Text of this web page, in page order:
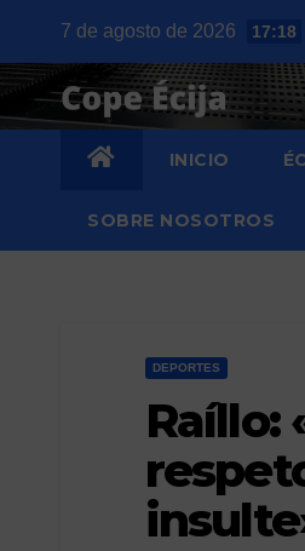
contenido
7 de agosto de 2026 17:18
INICIO
SOBRE NOSOTROS
DEPORTES
Raíllo: